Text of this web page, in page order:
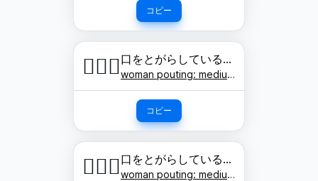
コピー
🙎🏽‍♀️ 口をとがらしている女性: 肌色
woman pouting: medium skin tone
コピー
🙎🏾‍♀️ 口をとがらしている女性: やや濃い肌色
woman pouting: medium-dark skin tone